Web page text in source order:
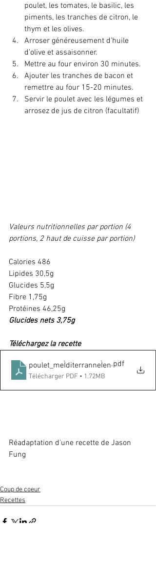
poulet, les tomates, le basilic, les
piments, les tranches de citron, le
thym et les olives.
Arroser généreusement d’huile
d’olive et assaisonner.
Mettre au four environ 30 minutes.
Ajouter les tranches de bacon et
remettre au four 15-20 minutes.
Servir le poulet avec les légumes et
arrosez de jus de citron (facultatif)
Valeurs nutritionnelles par portion (4
portions, 2 haut de cuisse par portion)
Calories 486
Lipides 30,5g
Glucides 5,5g
Fibre 1,75g
Protéines 46,25g
Glucides nets 3,75g
Téléchargez la recette
poulet_meÌditerranneÌen.pdf
Télécharger PDF • 1.72MB
Réadaptation d'une recette de Jason
Fung
Coup de coeur
Recettes